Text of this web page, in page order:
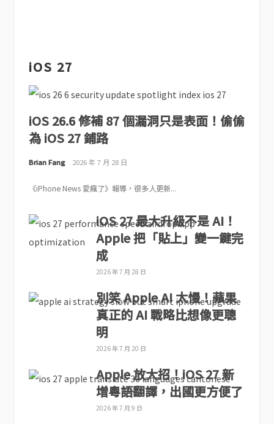
iOS 27
iOS 26.6 修補 87 個漏洞只是表面！偷偷
為 iOS 27 鋪路
Brian Fang 2026 年 7 月 28 日
《iPhone News 愛瘋了》報導，很多人更新...
iOS 27 最大升級不是 AI！
Apple 把「貼上」變一鍵完
成
2026 年 7 月 28 日
別笑 Apple AI 太慢！蘋果
真正的 AI 戰略比想像更聰
明
2026 年 7 月 20 日
Apple 放大招！iOS 27 新
增粵語翻譯，出國更方便了
2026 年 7 月 9 日